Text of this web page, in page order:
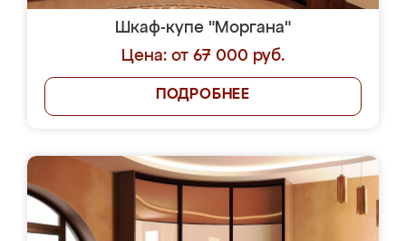
Шкаф-купе "Моргана"
Цена: от 67 000 руб.
ПОДРОБНЕЕ